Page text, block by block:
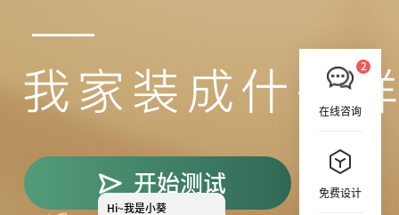
在线咨询
免费设计
开始测试
Hi~我是小葵